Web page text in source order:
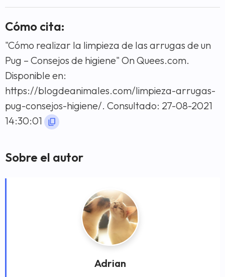
Cómo cita:
"Cómo realizar la limpieza de las arrugas de un
Pug – Consejos de higiene" On Quees.com.
Disponible en:
https://blogdeanimales.com/limpieza-arrugas-
pug-consejos-higiene/. Consultado: 27-08-2021
14:30:01
Sobre el autor
Adrian